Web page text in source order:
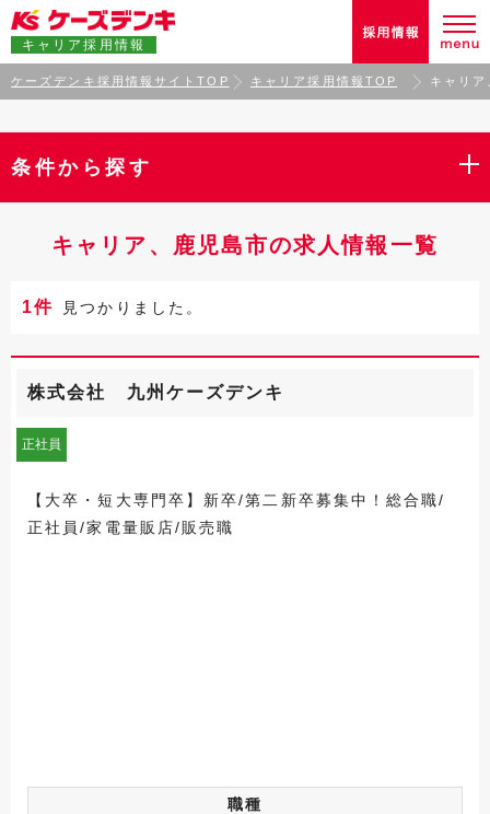
キャリア採用情報
ケーズデンキ採用情報サイトTOP キャリア採用情報TOP キャリ
条件から探す
キャリア、鹿児島市の求人情報一覧
1件 見つかりました。
株式会社 九州ケーズデンキ
正社員
【大卒・短大専門卒】新卒/第二新卒募集中！総合職/
正社員/家電量販店/販売職
職種